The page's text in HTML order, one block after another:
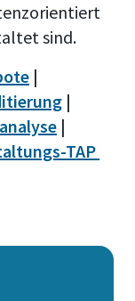
sind.
|
|
|
TAP